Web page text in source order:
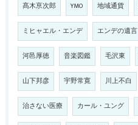
髙木亰次郎 YMO 地域通貨
ミヒャエル・エンデ エンデの遺言
河邑厚徳 音楽図鑑 毛沢東
山下邦彦 宇野常寛 川上不白
治さない医療 カール・ユング